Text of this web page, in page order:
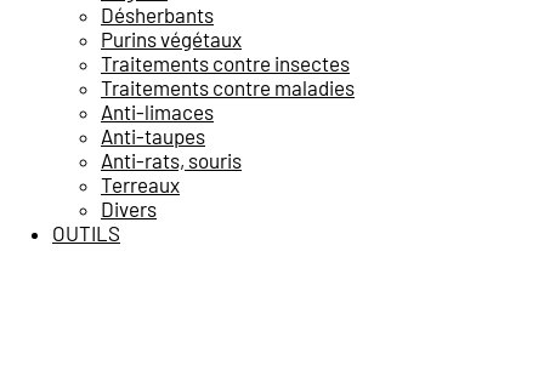
Désherbants
Purins végétaux
Traitements contre insectes
Traitements contre maladies
Anti-limaces
Anti-taupes
Anti-rats, souris
Terreaux
Divers
OUTILS